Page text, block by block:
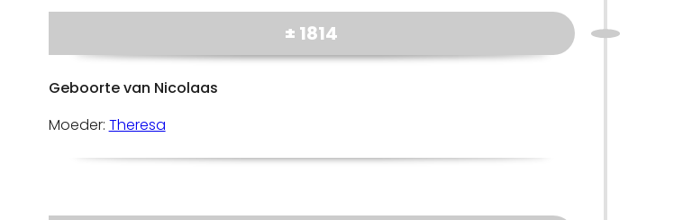
± 1814
Geboorte van Nicolaas
Moeder: Theresa